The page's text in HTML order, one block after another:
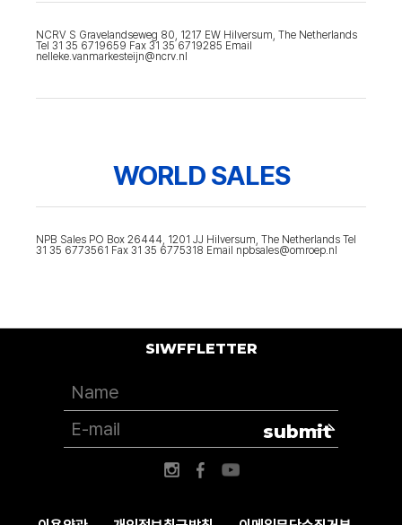
NCRV S Gravelandseweg 80, 1217 EW Hilversum, The Netherlands
Tel 31 35 6719659 Fax 31 35 6719285 Email
nelleke.vanmarkesteijn@ncrv.nl
WORLD SALES
NPB Sales PO Box 26444, 1201 JJ Hilversum, The Netherlands Tel
31 35 6773561 Fax 31 35 6775318 Email npbsales@omroep.nl
SIWFFLETTER
submit